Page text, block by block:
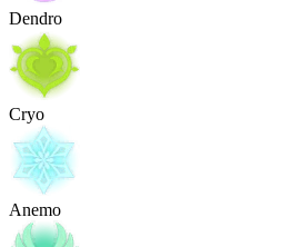
Dendro
Cryo
Anemo